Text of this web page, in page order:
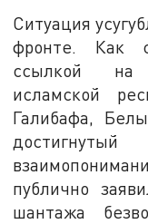
Ситуация
фронте. Как
ссылкой на
исламской
Галибафа,
публично
шантажа